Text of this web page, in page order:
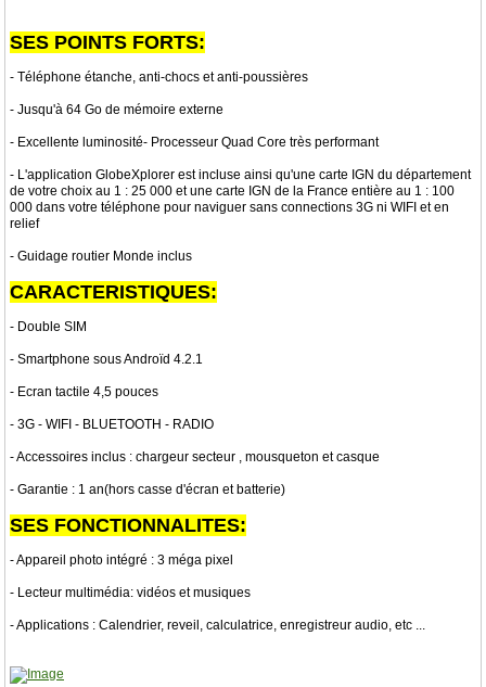
SES POINTS FORTS:
- Téléphone étanche, anti-chocs et anti-poussières
- Jusqu'à 64 Go de mémoire externe
- Excellente luminosité- Processeur Quad Core très performant
- L'application GlobeXplorer est incluse ainsi qu'une carte IGN du département
de votre choix au 1 : 25 000 et une carte IGN de la France entière au 1 : 100
000 dans votre téléphone pour naviguer sans connections 3G ni WIFI et en
relief
- Guidage routier Monde inclus
CARACTERISTIQUES:
- Double SIM
- Smartphone sous Androïd 4.2.1
- Ecran tactile 4,5 pouces
- 3G - WIFI - BLUETOOTH - RADIO
- Accessoires inclus : chargeur secteur , mousqueton et casque
- Garantie : 1 an(hors casse d'écran et batterie)
SES FONCTIONNALITES:
- Appareil photo intégré : 3 méga pixel
- Lecteur multimédia: vidéos et musiques
- Applications : Calendrier, reveil, calculatrice, enregistreur audio, etc ...